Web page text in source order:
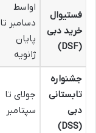
فستیوال
خرید دبی
(DSF)
اواسط
دسامبر تا
پایان
ژانویه
جشنواره
تابستانی
دبی
(DSS)
جولای تا
سپتامبر